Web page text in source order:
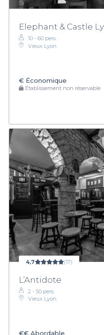
Elephant & Castle
10 - 60 pers.
Vieux Lyon
€ Économique
Établissement non réservable
4,7 (17)
L’Antidote
2 - 50 pers.
Vieux Lyon
€€ Abordable